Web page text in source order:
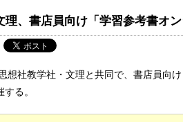
理、書店員向け「学習参考書オ
想社教学社・文理と共同で、書店員向
る。